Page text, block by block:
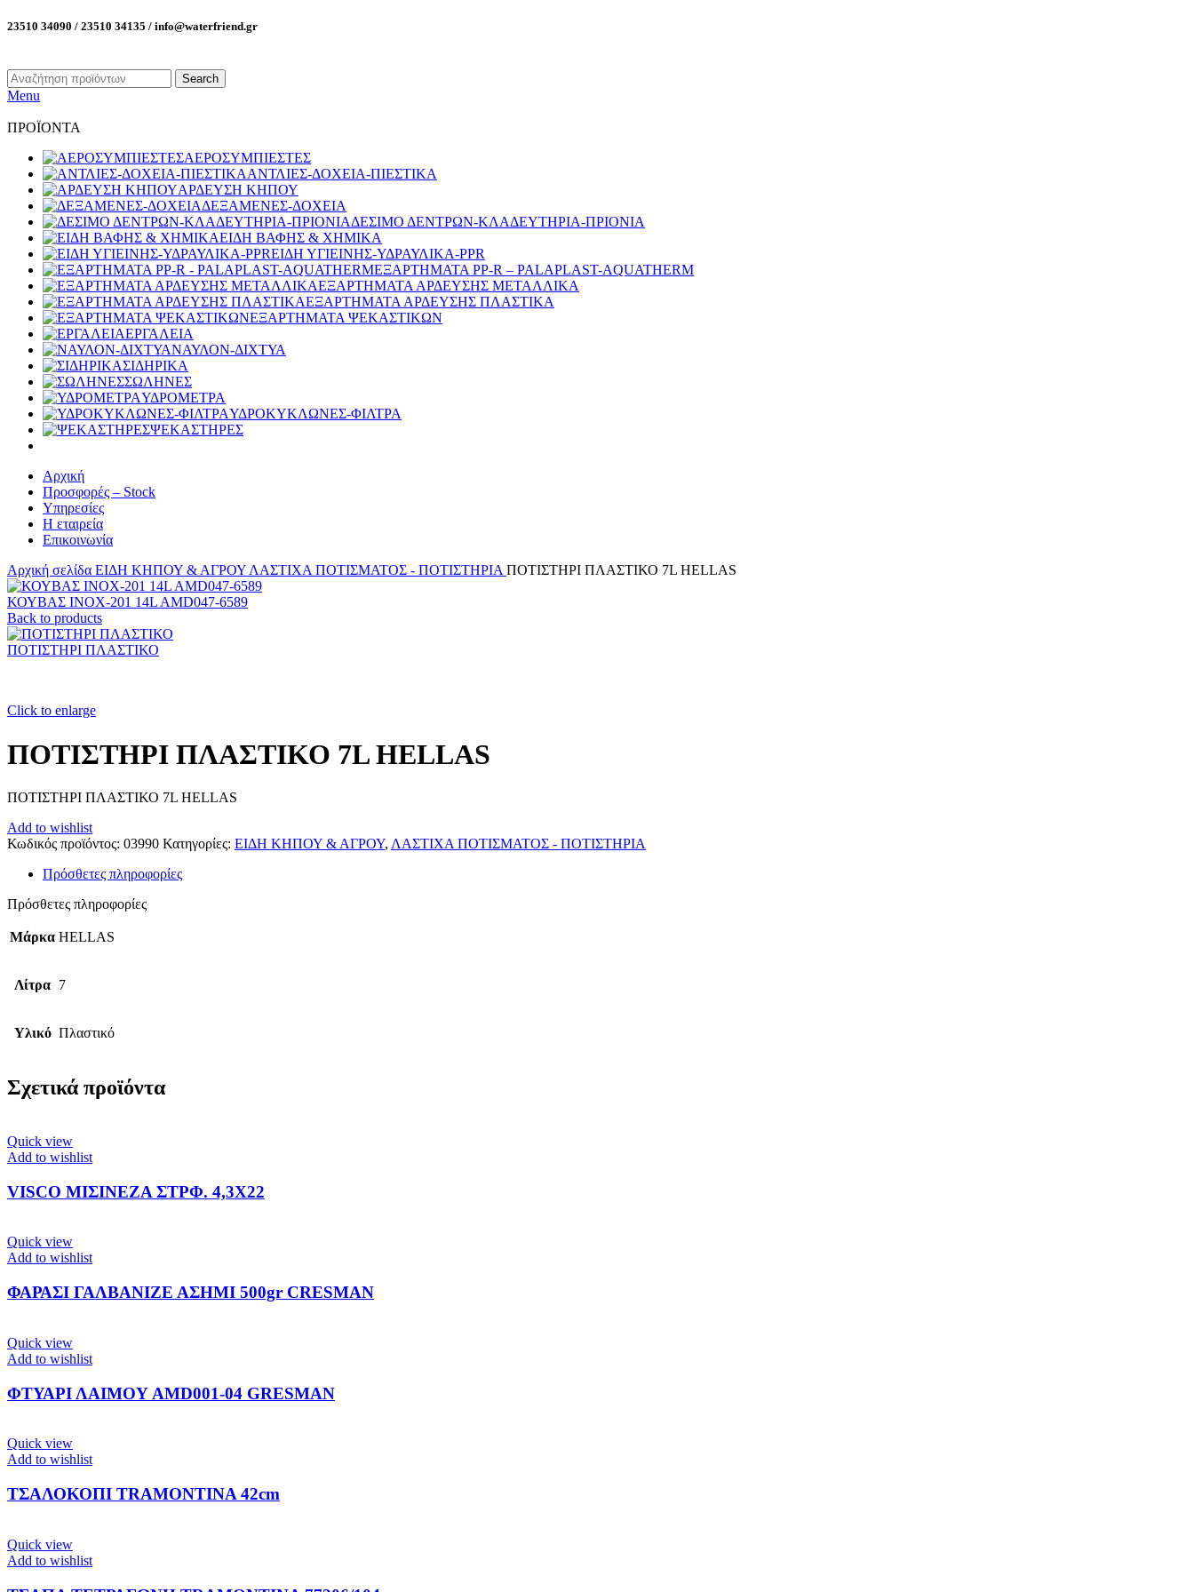
23510 34090 / 23510 34135 / info@waterfriend.gr
Search
Menu
ΠΡΟΪΟΝΤΑ
ΑΕΡΟΣΥΜΠΙΕΣΤΕΣ
ΑΝΤΛΙΕΣ-ΔΟΧΕΙΑ-ΠΙΕΣΤΙΚΑ
ΑΡΔΕΥΣΗ ΚΗΠΟΥ
ΔΕΞΑΜΕΝΕΣ-ΔΟΧΕΙΑ
ΔΕΣΙΜΟ ΔΕΝΤΡΩΝ-ΚΛΑΔΕΥΤΗΡΙΑ-ΠΡΙΟΝΙΑ
ΕΙΔΗ ΒΑΦΗΣ & ΧΗΜΙΚΑ
ΕΙΔΗ ΥΓΙΕΙΝΗΣ-ΥΔΡΑΥΛΙΚΑ-PPR
ΕΞΑΡΤΗΜΑΤΑ PP-R – PALAPLAST-AQUATHERM
ΕΞΑΡΤΗΜΑΤΑ ΑΡΔΕΥΣΗΣ ΜΕΤΑΛΛΙΚΑ
ΕΞΑΡΤΗΜΑΤΑ ΑΡΔΕΥΣΗΣ ΠΛΑΣΤΙΚΑ
ΕΞΑΡΤΗΜΑΤΑ ΨΕΚΑΣΤΙΚΩΝ
ΕΡΓΑΛΕΙΑ
ΝΑΥΛΟΝ-ΔΙΧΤΥΑ
ΣΙΔΗΡΙΚΑ
ΣΩΛΗΝΕΣ
ΥΔΡΟΜΕΤΡΑ
ΥΔΡΟΚΥΚΛΩΝΕΣ-ΦΙΛΤΡΑ
ΨΕΚΑΣΤΗΡΕΣ
Αρχική
Προσφορές – Stock
Υπηρεσίες
Η εταιρεία
Επικοινωνία
Αρχική σελίδα ΕΙΔΗ ΚΗΠΟΥ & ΑΓΡΟΥ ΛΑΣΤΙΧΑ ΠΟΤΙΣΜΑΤΟΣ - ΠΟΤΙΣΤΗΡΙΑ ΠΟΤΙΣΤΗΡΙ ΠΛΑΣΤΙΚΟ 7L HELLAS
ΚΟΥΒΑΣ ΙΝΟΧ-201 14L AMD047-6589
Back to products
ΠΟΤΙΣΤΗΡΙ ΠΛΑΣΤΙΚΟ
Click to enlarge
ΠΟΤΙΣΤΗΡΙ ΠΛΑΣΤΙΚΟ 7L HELLAS
ΠΟΤΙΣΤΗΡΙ ΠΛΑΣΤΙΚΟ 7L HELLAS
Add to wishlist
Κωδικός προϊόντος: 03990 Κατηγορίες: ΕΙΔΗ ΚΗΠΟΥ & ΑΓΡΟΥ, ΛΑΣΤΙΧΑ ΠΟΤΙΣΜΑΤΟΣ - ΠΟΤΙΣΤΗΡΙΑ
Πρόσθετες πληροφορίες
Πρόσθετες πληροφορίες
Μάρκα HELLAS
Λίτρα 7
Υλικό Πλαστικό
Σχετικά προϊόντα
Quick view
Add to wishlist
VISCO ΜΙΣΙΝΕΖΑ ΣΤΡΦ. 4,3Χ22
Quick view
Add to wishlist
ΦΑΡΑΣΙ ΓΑΛΒΑΝΙΖΕ ΑΣΗΜΙ 500gr CRESMAN
Quick view
Add to wishlist
ΦΤΥΑΡΙ ΛΑΙΜΟΥ ΑΜD001-04 GRESMAN
Quick view
Add to wishlist
ΤΣΑΛΟΚΟΠΙ TRAMONTINA 42cm
Quick view
Add to wishlist